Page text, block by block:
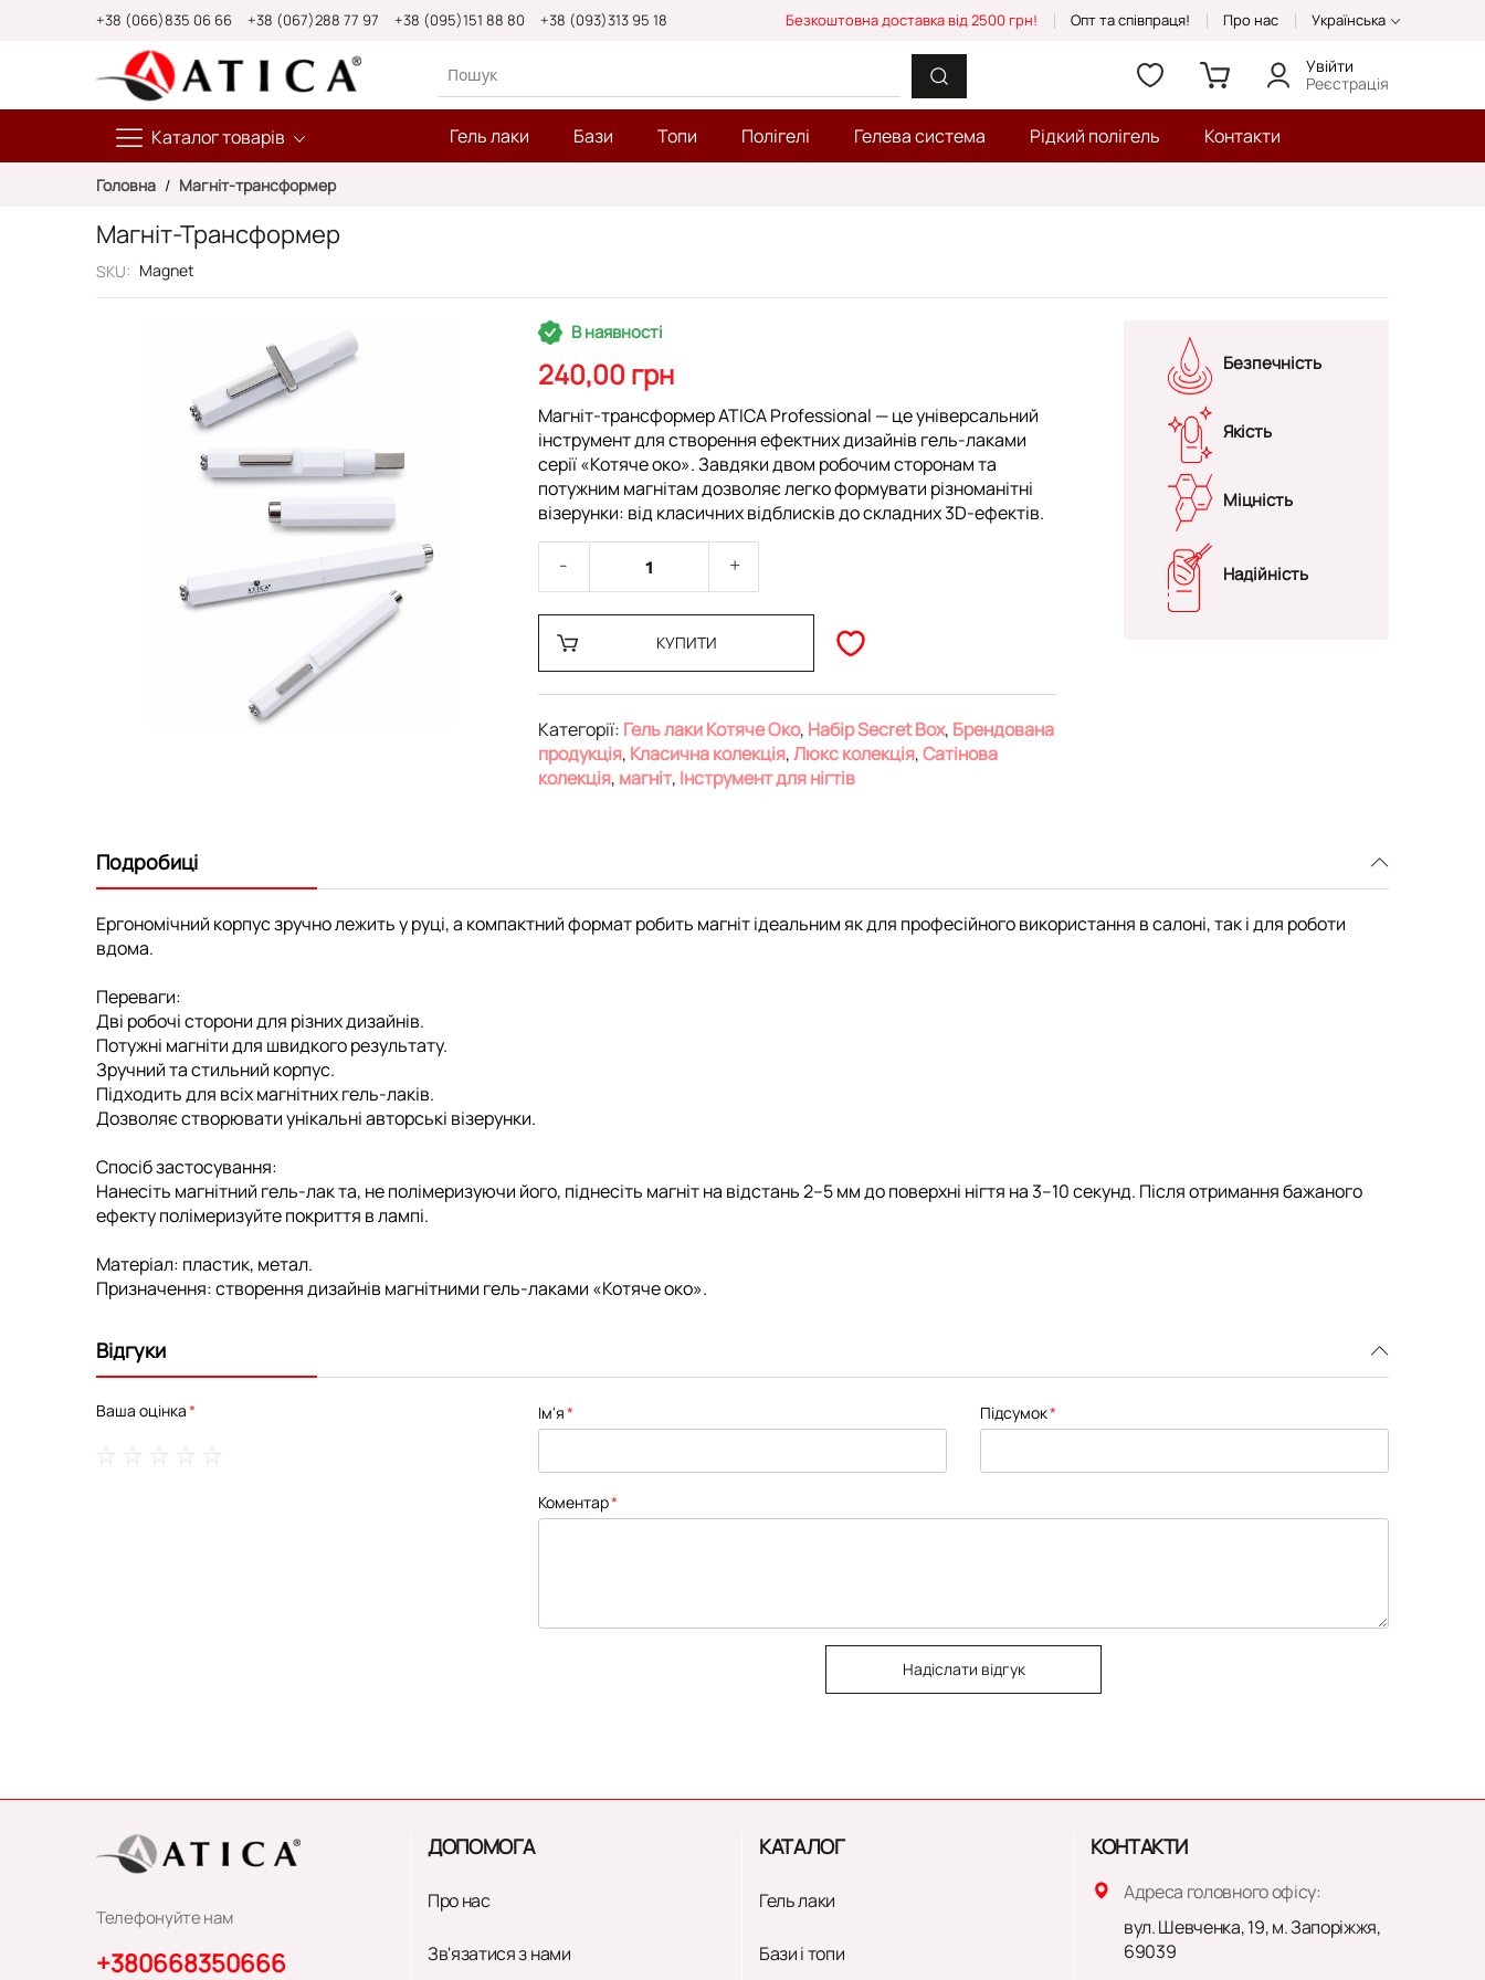
+38 (066)835 06 66 +38 (067)288 77 97 +38 (095)151 88 80 +38 (093)313 95 18 Безкоштовна доставка від 2500 грн! Опт та співпраця! Про нас Українська
Каталог товарів
Увійти
Реєстрація
Гель лаки Бази Топи Полігелі Гелева система Рідкий полігель Контакти
Головна Магніт-трансформер
Магніт-Трансформер
SKU Magnet
В наявності
240,00 грн
Магніт-трансформер ATICA Professional — це універсальний
інструмент для створення ефектних дизайнів гель-лаками
серії «Котяче око». Завдяки двом робочим сторонам та
потужним магнітам дозволяє легко формувати різноманітні
візерунки: від класичних відблисків до складних 3D-ефектів.
КУПИТИ
Категорії: Гель лаки Котяче Око, Набір Secret Box, Брендована
продукція, Класична колекція,Люкс колекція,Сатінова
колекція, магніт, Інструмент для нігтів
Безпечність
Якість
Міцність
Надійність
Подробиці
Ергономічний корпус зручно лежить у руці, а компактний формат робить магніт ідеальним як для професійного використання в салоні, так і для роботи
вдома.
Переваги:
Дві робочі сторони для різних дизайнів.
Потужні магніти для швидкого результату.
Зручний та стильний корпус.
Підходить для всіх магнітних гель-лаків.
Дозволяє створювати унікальні авторські візерунки.
Спосіб застосування:
Нанесіть магнітний гель-лак та, не полімеризуючи його, піднесіть магніт на відстань 2–5 мм до поверхні нігтя на 3–10 секунд. Після отримання бажаного
ефекту полімеризуйте покриття в лампі.
Матеріал: пластик, метал.
Призначення:створення дизайнів магнітними гель-лаками «Котяче око».
Відгуки
Ваша оцінка Ім'я Підсумок
Коментар
Надіслати відгук
Телефонуйте нам
+380668350666
ДОПОМОГА
Про нас
Зв'язатися з нами
КАТАЛОГ
Гель лаки
Бази і топи
КОНТАКТИ
Адреса головного офісу:
вул. Шевченка, 19, м. Запоріжжя,
69039